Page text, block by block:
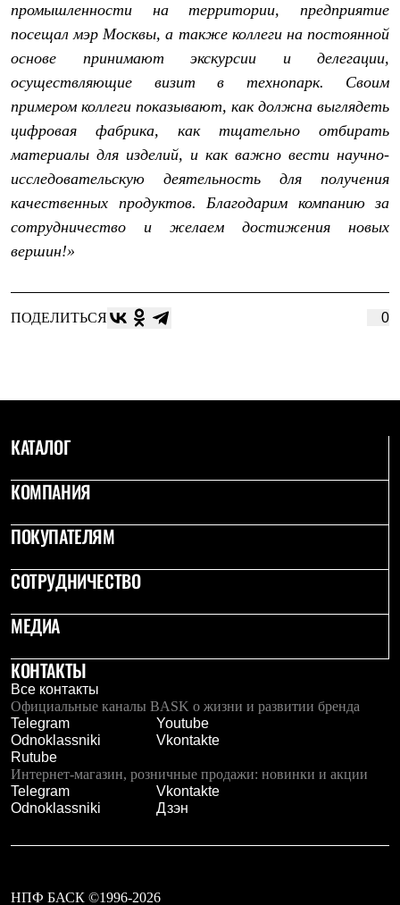
промышленности на территории, предприятие
посещал мэр Москвы, а также коллеги на постоянной
основе принимают экскурсии и делегации,
осуществляющие визит в технопарк. Своим
примером коллеги показывают, как должна выглядеть
цифровая фабрика, как тщательно отбирать
материалы для изделий, и как важно вести научно-
исследовательскую деятельность для получения
качественных продуктов. Благодарим компанию за
сотрудничество и желаем достижения новых
вершин!»
ПОДЕЛИТЬСЯ 0
КАТАЛОГ
КОМПАНИЯ
ПОКУПАТЕЛЯМ
СОТРУДНИЧЕСТВО
МЕДИА
КОНТАКТЫ
Все контакты
Официальные каналы BASK о жизни и развитии бренда
Telegram
Youtube
Odnoklassniki
Vkontakte
Rutube
Интернет-магазин, розничные продажи: новинки и акции
Telegram
Vkontakte
Odnoklassniki
Дзэн
НПФ БАСК ©1996-2026